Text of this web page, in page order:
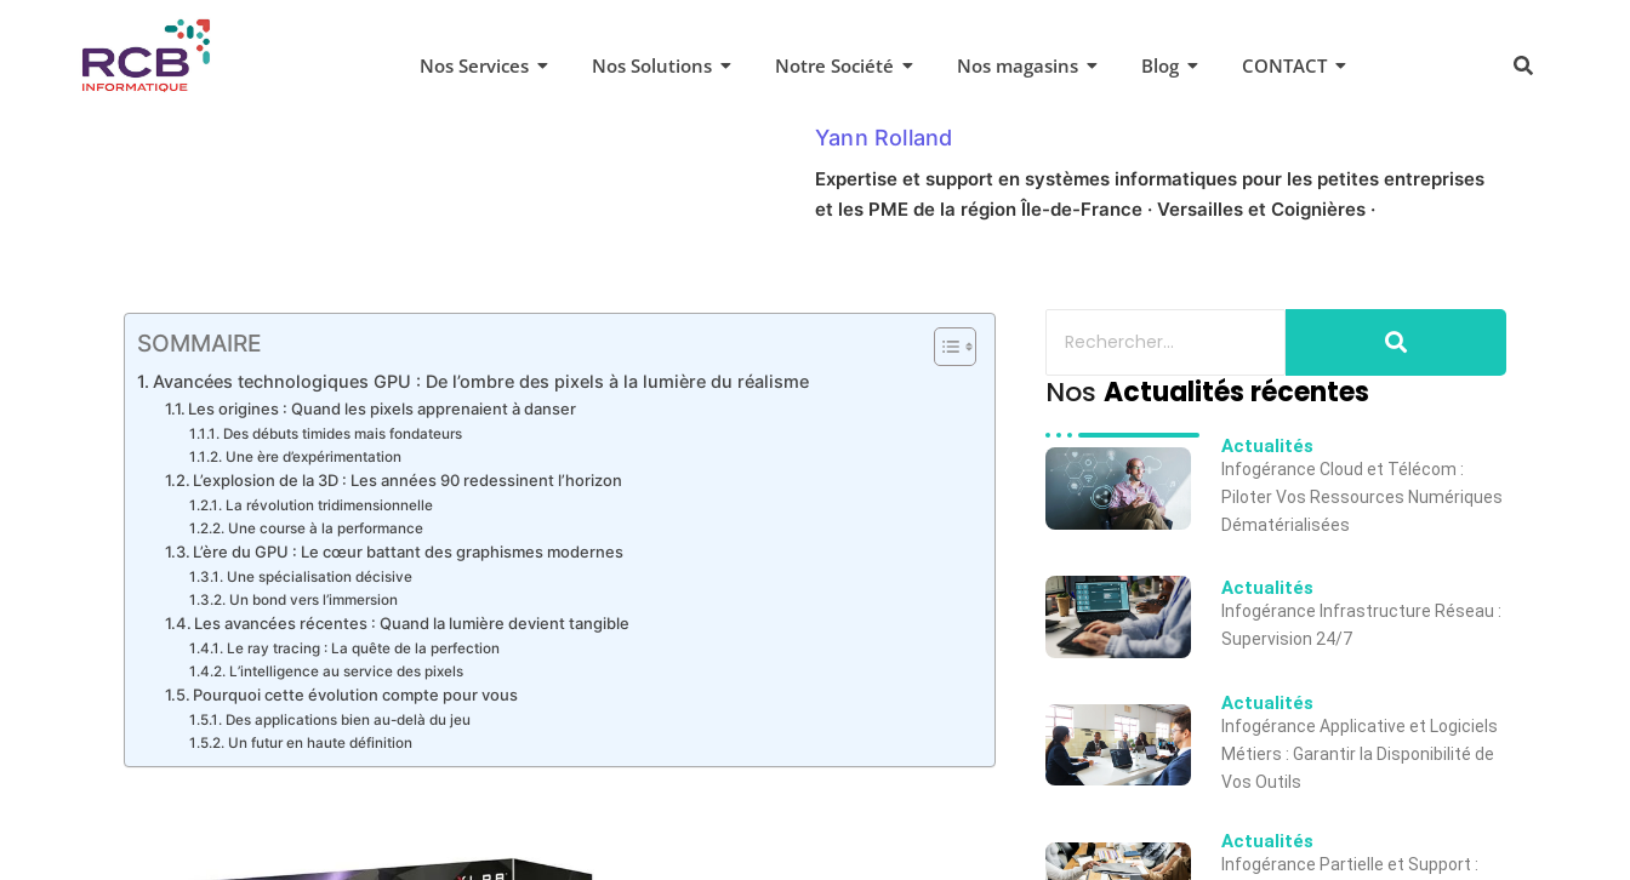
Nos Services Nos Solutions Notre Société Nos magasins Blog CONTACT
Yann Rolland
Expertise et support en systèmes informatiques pour les petites entreprises
et les PME de la région Île-de-France · Versailles et Coignières ·
SOMMAIRE
Avancées technologiques GPU : De l’ombre des pixels à la lumière du réalisme
Les origines : Quand les pixels apprenaient à danser
Des débuts timides mais fondateurs
Une ère d’expérimentation
L’explosion de la 3D : Les années 90 redessinent l’horizon
La révolution tridimensionnelle
Une course à la performance
L’ère du GPU : Le cœur battant des graphismes modernes
Une spécialisation décisive
Un bond vers l’immersion
Les avancées récentes : Quand la lumière devient tangible
Le ray tracing : La quête de la perfection
L’intelligence au service des pixels
Pourquoi cette évolution compte pour vous
Des applications bien au-delà du jeu
Un futur en haute définition
Nos Actualités récentes
Actualités
Infogérance Cloud et Télécom :
Piloter Vos Ressources Numériques
Dématérialisées
Actualités
Infogérance Infrastructure Réseau :
Supervision 24/7
Actualités
Infogérance Applicative et Logiciels
Métiers : Garantir la Disponibilité de
Vos Outils
Actualités
Infogérance Partielle et Support :